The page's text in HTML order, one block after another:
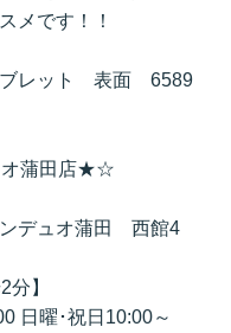
メです！！
レット 表面 6589
オ蒲田店★☆
ンデュオ蒲田 西館4
】
日曜･祝日10:00～